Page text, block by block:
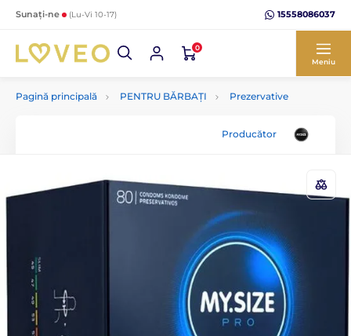
Sunați-ne (Lu-Vi 10-17) 15558086037
0
Meniu
Pagină principală PENTRU BĂRBAȚI Prezervative
Producător